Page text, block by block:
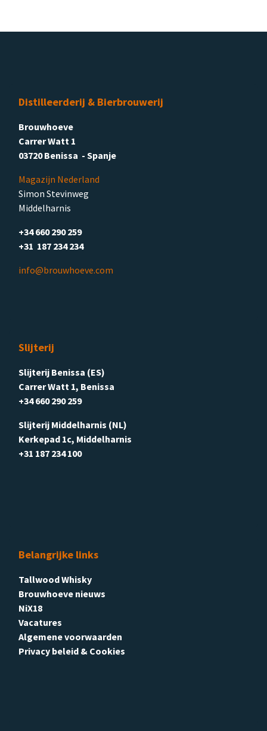
Distilleerderij & Bierbrouwerij
Brouwhoeve
Carrer Watt 1
03720 Benissa - Spanje
Magazijn Nederland
Simon Stevinweg
Middelharnis
+34 660 290 259
+31 187 234 234
info@brouwhoeve.com
Slijterij
Slijterij Benissa (ES)
Carrer Watt 1, Benissa
+34 660 290 259
Slijterij Middelharnis (NL)
Kerkepad 1c, Middelharnis
+31 187 234 100
Belangrijke links
Tallwood Whisky
Brouwhoeve nieuws
NiX18
Vacatures
Algemene voorwaarden
Privacy beleid & Cookies